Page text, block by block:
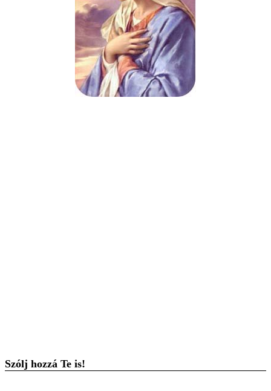
Szólj hozzá Te is!